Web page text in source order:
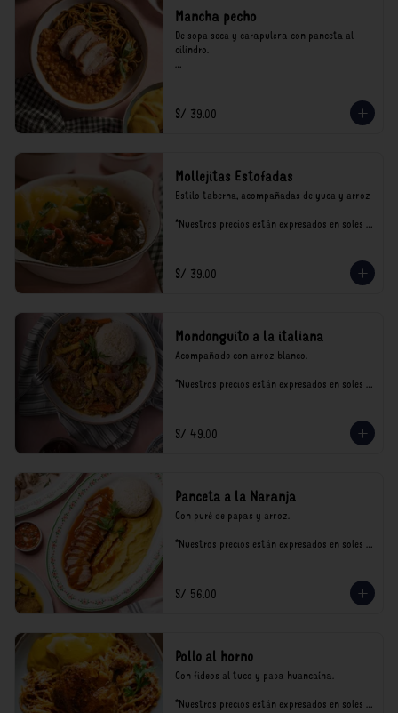
Mancha pecho
De sopa seca y carapulcra con panceta al
cilindro.
consumo.
S/ 39.00
Mollejitas Estofadas
Estilo taberna, acompañadas de yuca y arroz
*Nuestros precios están expresados en soles e
S/ 39.00
Mondonguito a la italiana
Acompañado con arroz blanco.
*Nuestros precios están expresados en soles e
S/ 49.00
Panceta a la Naranja
Con puré de papas y arroz.
*Nuestros precios están expresados en soles e
S/ 56.00
Pollo al horno
Con fideos al tuco y papa huancaína.
*Nuestros precios están expresados en soles e